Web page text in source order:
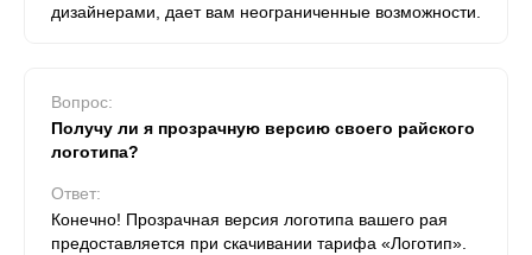
дизайнерами, дает вам неограниченные возможности.
Вопрос:
Получу ли я прозрачную версию своего райского
логотипа?
Ответ:
Конечно! Прозрачная версия логотипа вашего рая
предоставляется при скачивании тарифа «Логотип».